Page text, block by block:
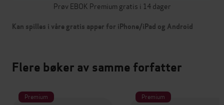
Prøv EBOK Premium gratis i 14 dager
Kan spilles i våre gratis apper for iPhone/iPad og Android
Flere bøker av samme forfatter
Premium Premium